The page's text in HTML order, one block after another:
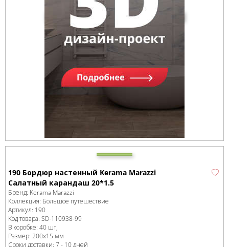
190 Бордюр настенный Kerama Marazzi
Салатный карандаш 20*1.5
Бренд: Kerama Marazzi
Коллекция: Большое путешествие
Артикул: 190
Код товара: SD-110938-99
В коробке: 40 шт,
Размер: 200x15 мм
Сроки доставки: 7 - 10 дней